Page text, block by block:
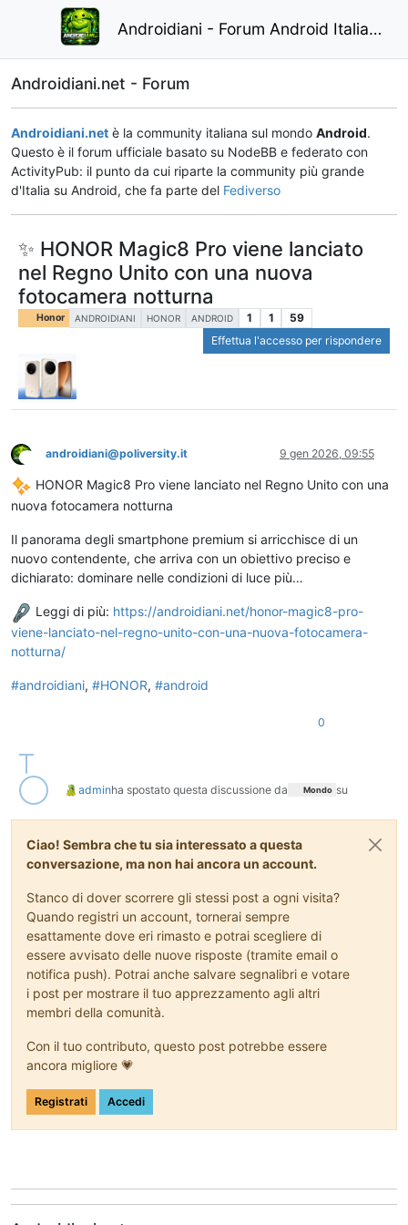
Androidiani - Forum Android Italiano
Androidiani.net - Forum
Androidiani.net è la community italiana sul mondo Android.
Questo è il forum ufficiale basato su NodeBB e federato con
ActivityPub: il punto da cui riparte la community più grande
d'Italia su Android, che fa parte del Fediverso
✨ HONOR Magic8 Pro viene lanciato
nel Regno Unito con una nuova
fotocamera notturna
Honor ANDROIDIANI HONOR ANDROID 1 1
59
Effettua l'accesso per rispondere
Questo utente è esterno a questo forum
androidiani@poliversity.it 9 gen 2026, 09:55
HONOR Magic8 Pro viene lanciato nel Regno Unito con una
nuova fotocamera notturna
Il panorama degli smartphone premium si arricchisce di un
nuovo contendente, che arriva con un obiettivo preciso e
dichiarato: dominare nelle condizioni di luce più…
Leggi di più: https://androidiani.net/honor-magic8-pro-
viene-lanciato-nel-regno-unito-con-una-nuova-fotocamera-
notturna/
#androidiani, #HONOR, #android
0
adminha spostato questa discussione da Mondo su
Ciao! Sembra che tu sia interessato a questa
conversazione, ma non hai ancora un account.
Stanco di dover scorrere gli stessi post a ogni visita?
Quando registri un account, tornerai sempre
esattamente dove eri rimasto e potrai scegliere di
essere avvisato delle nuove risposte (tramite email o
notifica push). Potrai anche salvare segnalibri e votare
i post per mostrare il tuo apprezzamento agli altri
membri della comunità.
Con il tuo contributo, questo post potrebbe essere
ancora migliore 💗
Registrati Accedi